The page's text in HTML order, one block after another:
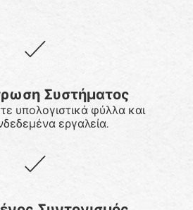
Συστήματος
υπολογιστικά φύλλα και
εργαλεία.